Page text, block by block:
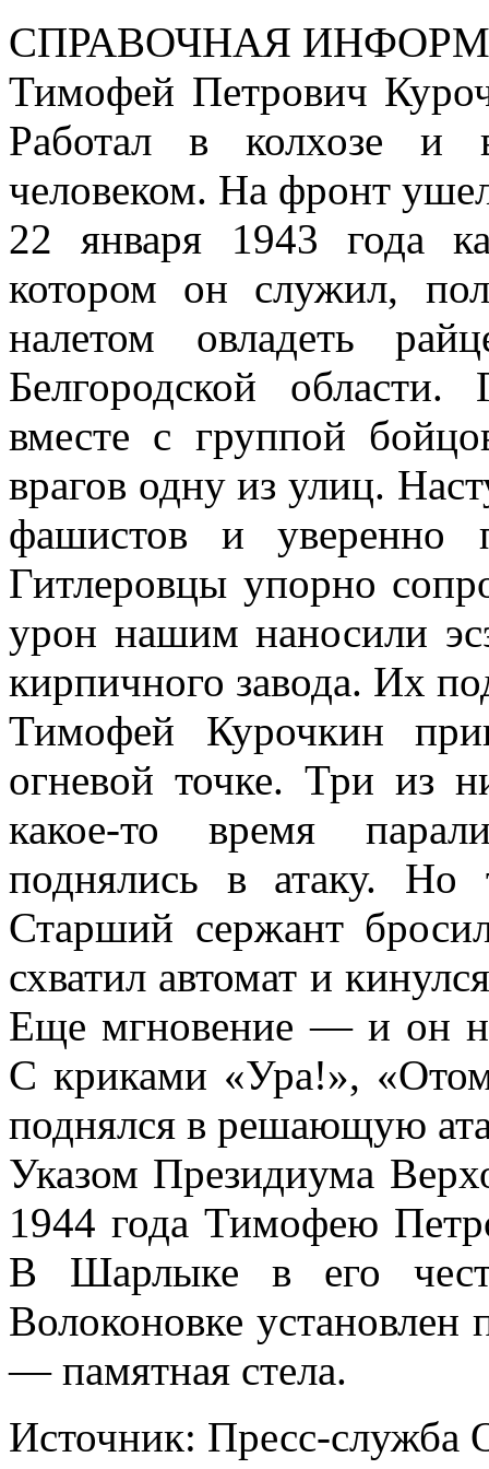
СПРАВОЧНАЯ
Тимофей Петрович
Работал в колхозе и
человеком. На фронт
22 января 1943 года
котором он служил,
налетом овладеть
Белгородской
вместе с группой
врагов одну из улиц.
фашистов и уверенно
Гитлеровцы упорно
урон нашим наносили
кирпичного завода. Их
Тимофей Курочкин
огневой точке. Три из
какое-то время
поднялись в атаку. Но
Старший сержант
схватил автомат и
Еще мгновение — и он
С криками «Ура!»,
поднялся в решающую
Указом Президиума
1944 года Тимофею
В Шарлыке в его
Волоконовке
— памятная стела.
Источник: Пресс-